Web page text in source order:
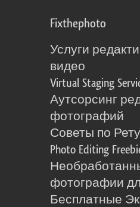
Fixthephoto
Услуги
видео
Virtual Staging
Аутсорсинг
фотографий
Советы по
Photo Editing
фотографии
Бесплатные